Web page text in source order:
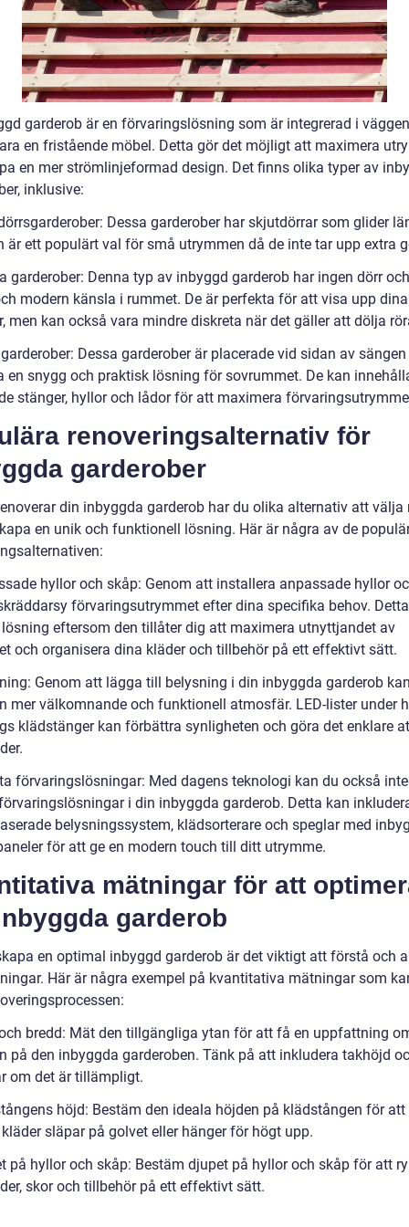
garderob är en förvaringslösning som är integrerad i
en fristående möbel. Detta gör det möjligt att maximera
en mer strömlinjeformad design. Det finns olika typer av
inklusive:
Dessa garderober har skjutdörrar som glider
är ett populärt val för små utrymmen då de inte tar upp extra
garderober: Denna typ av inbyggd garderob har ingen dörr
modern känsla i rummet. De är perfekta för att visa upp
men kan också vara mindre diskreta när det gäller att dölja
Dessa garderober är placerade vid sidan av
en snygg och praktisk lösning för sovrummet. De kan
stänger, hyllor och lådor för att maximera
renoveringsalternativ för
garderober
din inbyggda garderob har du olika alternativ att välja
en unik och funktionell lösning. Här är några av de
hyllor och skåp: Genom att installera anpassade hyllor
förvaringsutrymmet efter dina specifika behov.
eftersom den tillåter dig att maximera utnyttjandet av
och organisera dina kläder och tillbehör på ett effektivt sätt.
Genom att lägga till belysning i din inbyggda garderob
mer välkomnande och funktionell atmosfär. LED-lister under
klädstänger kan förbättra synligheten och göra det enklare
förvaringslösningar: Med dagens teknologi kan du också
i din inbyggda garderob. Detta kan
belysningssystem, klädsorterare och speglar med
för att ge en modern touch till ditt utrymme.
mätningar för att
garderob
en optimal inbyggd garderob är det viktigt att förstå och
Här är några exempel på kvantitativa mätningar som
bredd: Mät den tillgängliga ytan för att få en uppfattning
på den inbyggda garderoben. Tänk på att inkludera takhöjd
om det är tillämpligt.
höjd: Bestäm den ideala höjden på klädstången för
släpar på golvet eller hänger för högt upp.
på hyllor och skåp: Bestäm djupet på hyllor och skåp för att
skor och tillbehör på ett effektivt sätt.